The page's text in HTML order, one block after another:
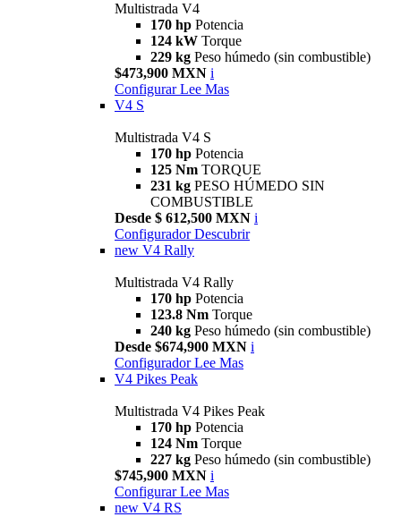
Multistrada V4
170 hp Potencia
124 kW Torque
229 kg Peso húmedo (sin combustible)
$473,900 MXN i
Configurar Lee Mas
V4 S
Multistrada V4 S
170 hp Potencia
125 Nm TORQUE
231 kg PESO HÚMEDO SIN
COMBUSTIBLE
Desde $ 612,500 MXN i
Configurador Descubrir
new V4 Rally
Multistrada V4 Rally
170 hp Potencia
123.8 Nm Torque
240 kg Peso húmedo (sin combustible)
Desde $674,900 MXN i
Configurador Lee Mas
V4 Pikes Peak
Multistrada V4 Pikes Peak
170 hp Potencia
124 Nm Torque
227 kg Peso húmedo (sin combustible)
$745,900 MXN i
Configurar Lee Mas
new V4 RS